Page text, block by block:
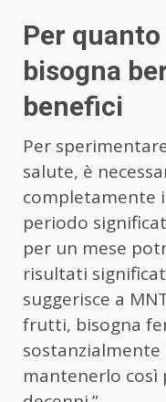
Per
bisogna
benefici
Per
salute, è
completamente
periodo
per un mese
risultati
suggerisce a
frutti, bisogna
sostanzialmente
mantenerlo